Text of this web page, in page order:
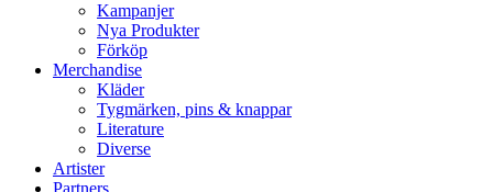
Kampanjer
Nya Produkter
Förköp
Merchandise
Kläder
Tygmärken, pins & knappar
Literature
Diverse
Artister
Partners